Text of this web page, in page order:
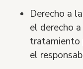
Derecho a
el derecho
tratamiento
el